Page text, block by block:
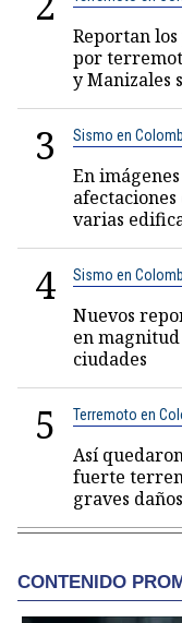
Reportan
por
y Manizales
3 Sismo en
En
varias
4 Sismo en
Nuevos
en magnitud
ciudades
5 Terremoto en
Así
fuerte
graves daños